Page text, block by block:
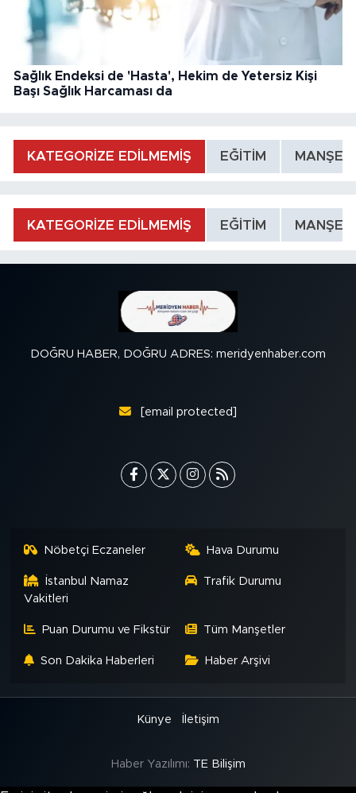
Sağlık Endeksi de 'Hasta', Hekim de Yetersiz Kişi
Başı Sağlık Harcaması da
KATEGORİZE EDİLMEMİŞ EĞİTİM MANŞET
KATEGORİZE EDİLMEMİŞ EĞİTİM MANŞET
DOĞRU HABER, DOĞRU ADRES: meridyenhaber.com
[email protected]
Nöbetçi Eczaneler Hava Durumu
İstanbul Namaz
Vakitleri
Trafik Durumu
Puan Durumu ve Fikstür Tüm Manşetler
Son Dakika Haberleri Haber Arşivi
Künye İletişim
Haber Yazılımı: TE Bilişim